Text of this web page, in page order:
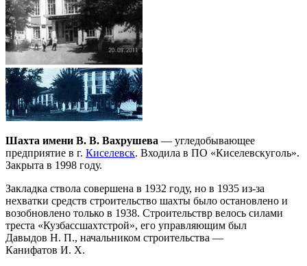
Шахта имени В. В. Вахрушева — угледобывающее
предприятие в г. Киселевск. Входила в ПО «Киселевскуголь».
Закрыта в 1998 году.
Закладка ствола совершена в 1932 году, но в 1935 из-за
нехватки средств строительство шахты было остановлено и
возобновлено только в 1938. Строительствр велось силами
треста «Кузбассшахтстрой», его управляющим был
Давыдов Н. П., начальником строительства —
Канифатов И. Х.